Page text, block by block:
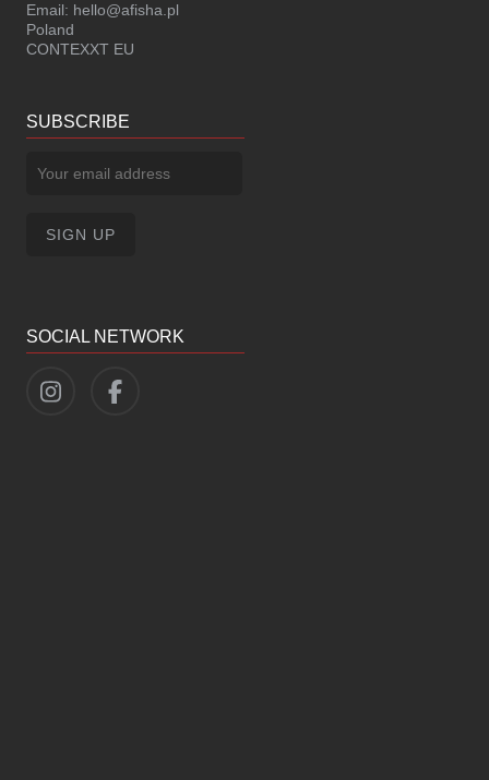
Email: hello@afisha.pl
Poland
CONTEXXT EU
SUBSCRIBE
SOCIAL NETWORK